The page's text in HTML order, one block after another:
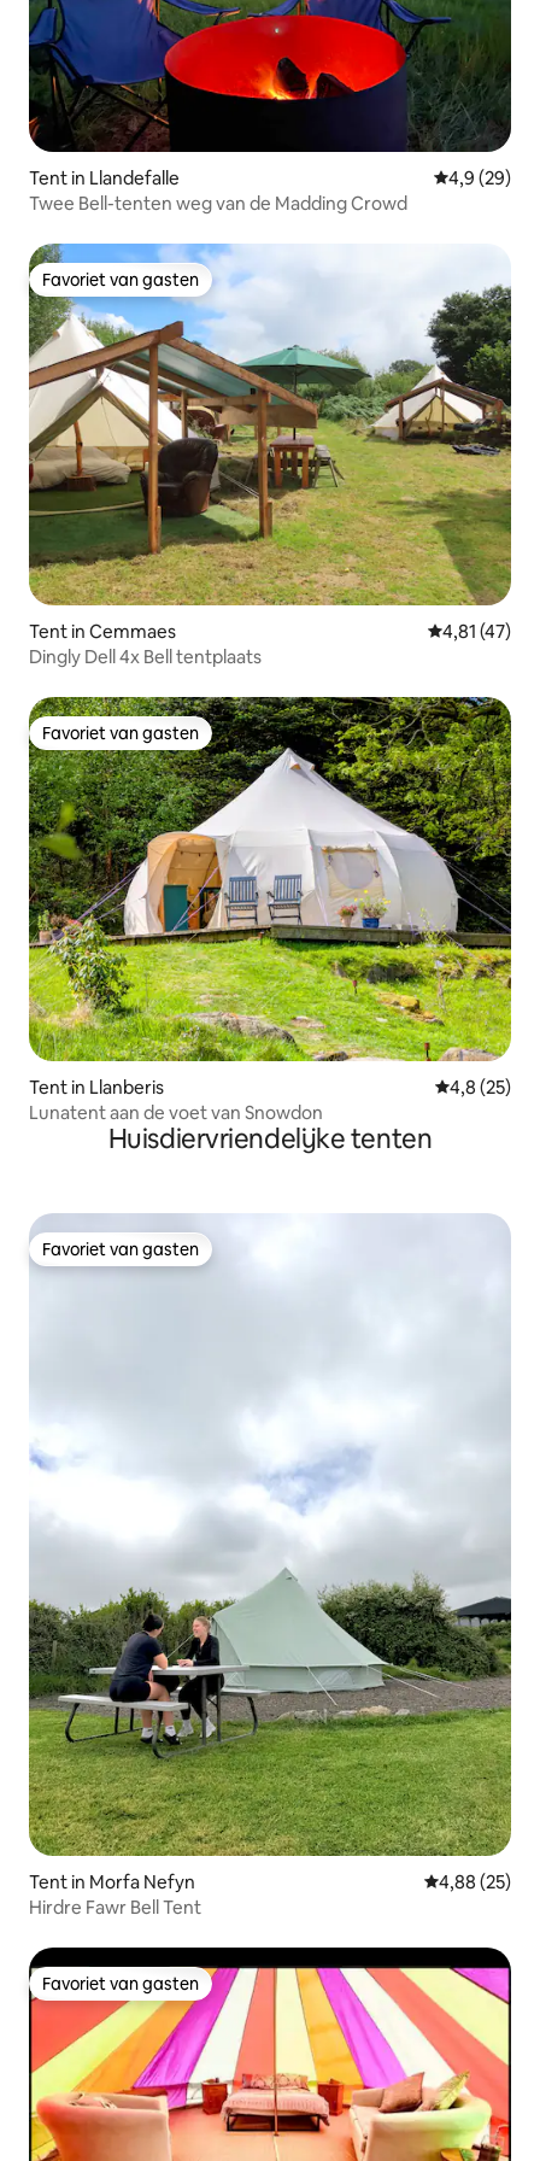
Tent in Llandefalle Gemiddelde
4,9 (29)
Twee Bell-tenten weg van de Madding Crowd
Favoriet van gasten
Favoriet van gasten
Tent in Cemmaes Gemiddelde
4,81 (47)
Dingly Dell 4x Bell tentplaats
Favoriet van gasten
Favoriet van gasten
Tent in Llanberis
4,8 (25)
Lunatent aan de voet van Snowdon
Huisdiervriendelijke tenten
Favoriet van gasten
Favoriet van gasten
Tent in Morfa Nefyn Gemiddelde
4,88 (25)
Hirdre Fawr Bell Tent
Favoriet van gasten
Favoriet van gasten